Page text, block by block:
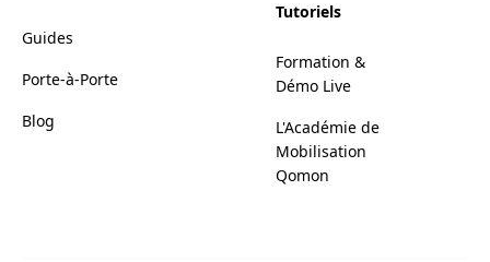
Guides
Porte-à-Porte
Blog
Tutoriels
Formation &
Démo Live
L'Académie de
Mobilisation
Qomon